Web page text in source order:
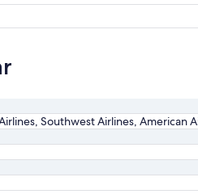
Southwest Airlines, American